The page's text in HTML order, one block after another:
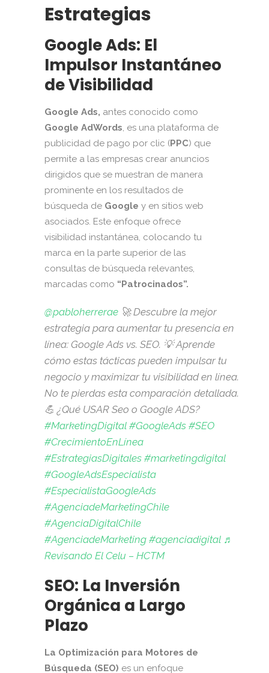
Estrategias
Google Ads: El
Impulsor Instantáneo
de Visibilidad
Google Ads, antes conocido como
Google AdWords, es una plataforma de
publicidad de pago por clic (PPC) que
permite a las empresas crear anuncios
dirigidos que se muestran de manera
prominente en los resultados de
búsqueda de Google y en sitios web
asociados. Este enfoque ofrece
visibilidad instantánea, colocando tu
marca en la parte superior de las
consultas de búsqueda relevantes,
marcadas como “Patrocinados”.
@pabloherrerae 🚀 Descubre la mejor
estrategia para aumentar tu presencia en
línea: Google Ads vs. SEO. 💡 Aprende
cómo estas tácticas pueden impulsar tu
negocio y maximizar tu visibilidad en línea.
No te pierdas esta comparación detallada.
💪 ¿Qué USAR Seo o Google ADS?
#MarketingDigital #GoogleAds #SEO
#CrecimientoEnLínea
#EstrategiasDigitales #marketingdigital
#GoogleAdsEspecialista
#EspecialistaGoogleAds
#AgenciadeMarketingChile
#AgenciaDigitalChile
#AgenciadeMarketing #agenciadigital ♬
Revisando El Celu – HCTM
SEO: La Inversión
Orgánica a Largo
Plazo
La Optimización para Motores de
Búsqueda (SEO) es un enfoque